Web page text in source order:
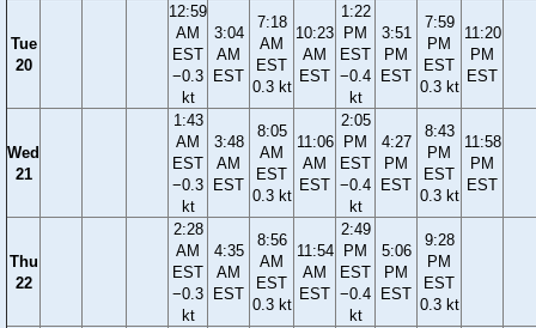
Tue
20
12:59
AM
EST
−0.3
kt
3:04
AM
EST
7:18
AM
EST
0.3 kt
10:23
AM
EST
1:22
PM
EST
−0.4
kt
3:51
PM
EST
7:59
PM
EST
0.3 kt
11:20
PM
EST
Wed
21
1:43
AM
EST
−0.3
kt
3:48
AM
EST
8:05
AM
EST
0.3 kt
11:06
AM
EST
2:05
PM
EST
−0.4
kt
4:27
PM
EST
8:43
PM
EST
0.3 kt
11:58
PM
EST
Thu
22
2:28
AM
EST
−0.3
kt
4:35
AM
EST
8:56
AM
EST
0.3 kt
11:54
AM
EST
2:49
PM
EST
−0.4
kt
5:06
PM
EST
9:28
PM
EST
0.3 kt